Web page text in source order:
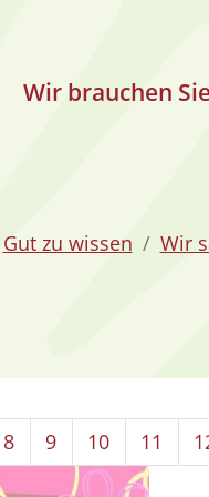
Wir brauchen
Gut zu wissen Wir
8 9 10 11